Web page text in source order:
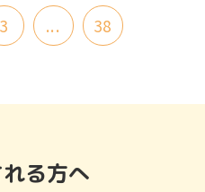
3 ... 38
る方へ